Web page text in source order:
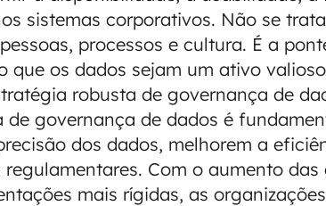
sistemas corporativos. Não se
processos e cultura. É a
que os dados sejam um ativo
robusta de governança de
de governança de dados é
dos dados, melhorem a
Com o aumento das
mais rígidas, as